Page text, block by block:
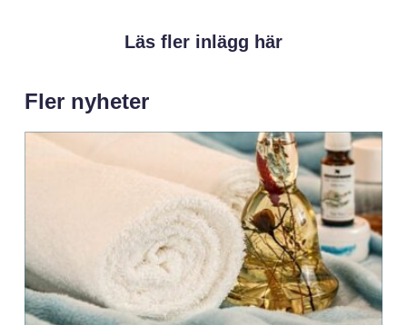
Läs fler inlägg här
Fler nyheter